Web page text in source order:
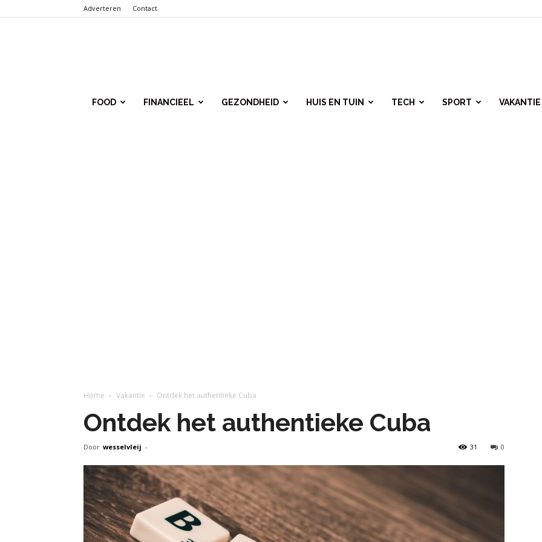
Adverteren Contact
FOOD FINANCIEEL GEZONDHEID HUIS EN TUIN TECH SPORT VAKANTIE
Home Vakantie Ontdek het authentieke Cuba
Ontdek het authentieke Cuba
Door wesselvleij - 0
31